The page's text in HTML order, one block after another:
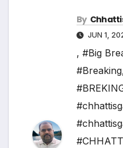
By
JUN 1,
, #Big
#Breaking